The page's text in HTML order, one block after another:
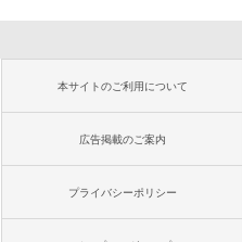
本サイトのご利用について
広告掲載のご案内
プライバシーポリシー